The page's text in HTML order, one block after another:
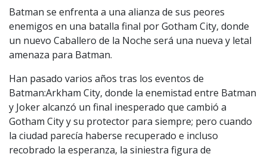
Batman se enfrenta a una alianza de sus peores
enemigos en una batalla final por Gotham City, donde
un nuevo Caballero de la Noche será una nueva y letal
amenaza para Batman.
Han pasado varios años tras los eventos de
Batman:Arkham City, donde la enemistad entre Batman
y Joker alcanzó un final inesperado que cambió a
Gotham City y su protector para siempre; pero cuando
la ciudad parecía haberse recuperado e incluso
recobrado la esperanza, la siniestra figura de